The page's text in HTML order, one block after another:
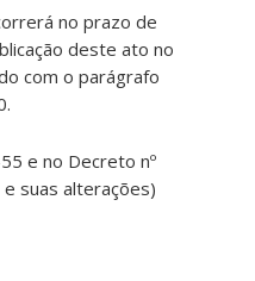
no prazo de
deste ato no
com o parágrafo
e no Decreto nº
suas alterações)